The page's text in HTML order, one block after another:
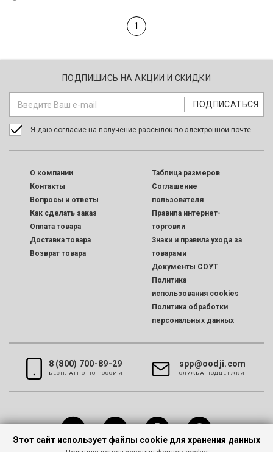
1
ПОДПИШИСЬ НА АКЦИИ И СКИДКИ
Я даю согласие на получение рассылок по электронной почте.
O компании
Контакты
Вопросы и ответы
Как сделать заказ
Оплата товара
Доставка товара
Возврат товара
Таблица размеров
Соглашение
пользователя
Правила интернет-
торговли
Знаки и правила ухода за
товарами
Документы СОУТ
Политика
использования cookies
Политика обработки
персональных данных
8 (800) 700-89-29
БЕСПЛАТНО ПО РОССИИ
spp@oodji.com
CЛУЖБА ПОДДЕРЖКИ
Этот сайт использует файлы cookie для хранения данных